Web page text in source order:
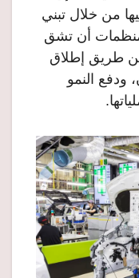
من خلال تبني
أن تشق
طريق إطلاق
ودفع النمو